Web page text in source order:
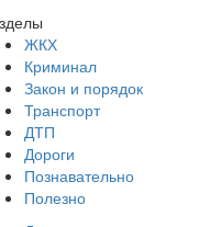
ЖКХ
Криминал
Закон и порядок
Транспорт
ДТП
Дороги
Познавательно
Полезно